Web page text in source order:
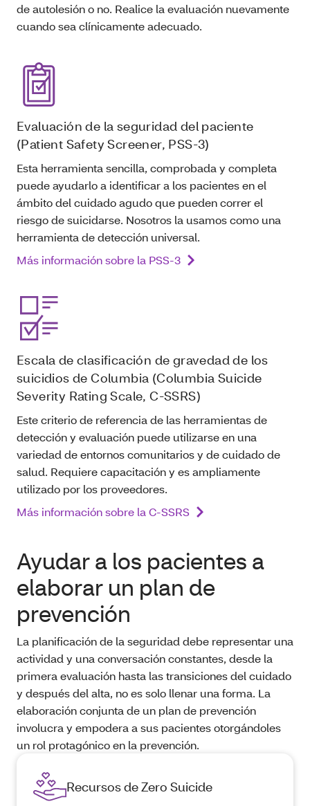
de autolesión o no. Realice la evaluación nuevamente
cuando sea clínicamente adecuado.
Evaluación de la seguridad del paciente
(Patient Safety Screener, PSS-3)
Esta herramienta sencilla, comprobada y completa
puede ayudarlo a identificar a los pacientes en el
ámbito del cuidado agudo que pueden correr el
riesgo de suicidarse. Nosotros la usamos como una
herramienta de detección universal.
Más información sobre la PSS‑3
Escala de clasificación de gravedad de los
suicidios de Columbia (Columbia Suicide
Severity Rating Scale, C-SSRS)
Este criterio de referencia de las herramientas de
detección y evaluación puede utilizarse en una
variedad de entornos comunitarios y de cuidado de
salud. Requiere capacitación y es ampliamente
utilizado por los proveedores.
Más información sobre la C‑SSRS
Ayudar a los pacientes a
elaborar un plan de
prevención
La planificación de la seguridad debe representar una
actividad y una conversación constantes, desde la
primera evaluación hasta las transiciones del cuidado
y después del alta, no es solo llenar una forma. La
elaboración conjunta de un plan de prevención
involucra y empodera a sus pacientes otorgándoles
un rol protagónico en la prevención.
Recursos de Zero Suicide